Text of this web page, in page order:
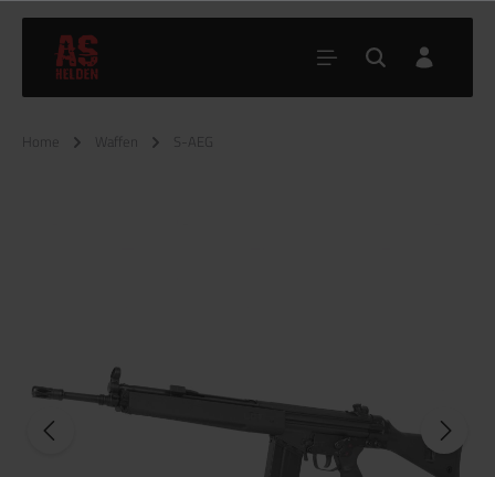
Home Waffen S-AEG